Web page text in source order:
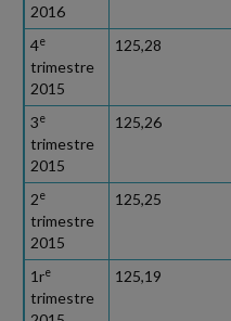
2016
4e
trimestre
2015
125,28
3e
trimestre
2015
125,26
2e
trimestre
2015
125,25
1re
trimestre
125,19